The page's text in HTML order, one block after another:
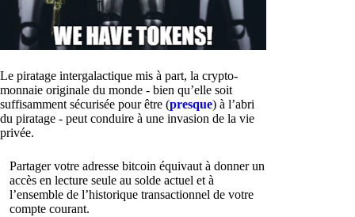
Le piratage intergalactique mis à part, la crypto-
monnaie originale du monde - bien qu’elle soit
suffisamment sécurisée pour être (presque) à l’abri
du piratage - peut conduire à une invasion de la vie
privée.
Partager votre adresse bitcoin équivaut à donner un
accès en lecture seule au solde actuel et à
l’ensemble de l’historique transactionnel de votre
compte courant.